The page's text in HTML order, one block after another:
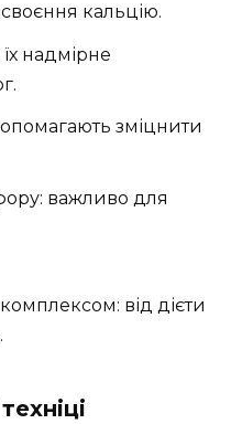
кальцію.
надмірне
зміцнити
важливо для
від дієти